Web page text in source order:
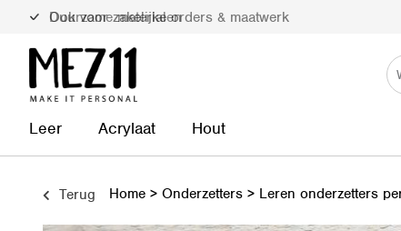
Duurzame materialen
Leer Acrylaat Hout
Terug Home > Onderzetters > Leren onderzetters